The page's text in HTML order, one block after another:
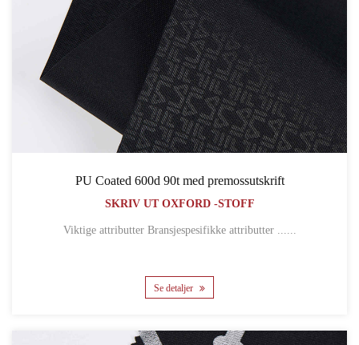
PU Coated 600d 90t med premossutskrift
SKRIV UT OXFORD -STOFF
Viktige attributter Bransjespesifikke attributter ......
Se detaljer